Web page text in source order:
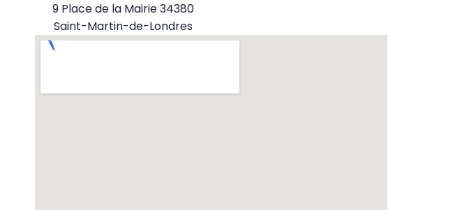
9 Place de la Mairie 34380
Saint-Martin-de-Londres